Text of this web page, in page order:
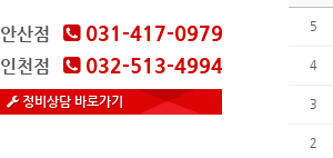
안산점 031-417-0979
인천점 032-513-4994
정비상담 바로가기
5
4
3
2